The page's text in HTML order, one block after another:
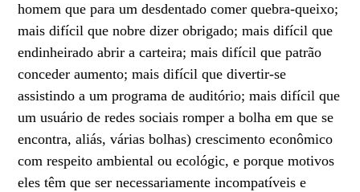
homem que para um desdentado comer quebra-queixo;
mais difícil que nobre dizer obrigado; mais difícil que
endinheirado abrir a carteira; mais difícil que patrão
conceder aumento; mais difícil que divertir-se
assistindo a um programa de auditório; mais difícil que
um usuário de redes sociais romper a bolha em que se
encontra, aliás, várias bolhas) crescimento econômico
com respeito ambiental ou ecológic, e porque motivos
eles têm que ser necessariamente incompatíveis e